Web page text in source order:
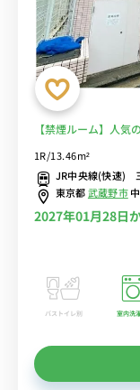
【禁煙ルーム】人
の頭公園でのんびり
1R/13.46m²
JR中央線(快速)
東京都武蔵野市
2027年01月28日
バストイレ別 室内洗